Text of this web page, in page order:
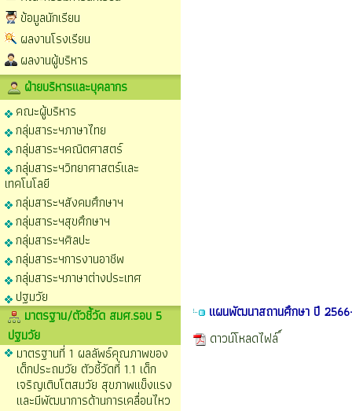
ข้อมูลนักเรียน
ผลงานโรงเรียน
ผลงานผู้บริหาร
ฝ่ายบริหารและบุคลากร
คณะผู้บริหาร
กลุ่มสาระฯภาษาไทย
กลุ่มสาระฯคณิตศาสตร์
กลุ่มสาระฯวิทยาศาสตร์และ
เทคโนโลยี
กลุ่มสาระฯสังคมศึกษาฯ
กลุ่มสาระฯสุขศึกษาฯ
กลุ่มสาระฯศิลปะ
กลุ่มสาระฯการงานอาชีพ
กลุ่มสาระฯภาษาต่างประเทศ
ปฐมวัย
มาตรฐาน/ตัวชี้วัด สมศ.รอบ 5
ปฐมวัย
มาตรฐานที่ 1 ผลลัพธ์คุณภาพของ
เด็กประถมวัย ตัวชี้วัดที่ 1.1 เด็ก
เจริญเติบโตสมวัย สุขภาพแข็งแรง
และมีพัฒนาการด้านการเคลื่อนไหว
แผนพัฒนาสถานศึกษา ปี
ดาวน์โหลดไฟล์